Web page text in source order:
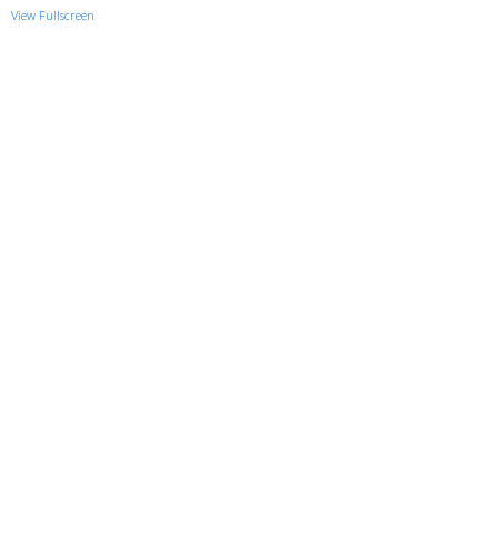
View Fullscreen